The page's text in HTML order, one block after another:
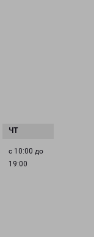
с 10:00 до
19:00